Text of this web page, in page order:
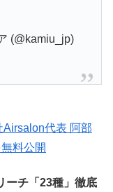
(@kamiu_jp)
代表 阿部
料公開
ーチ「23種」徹底